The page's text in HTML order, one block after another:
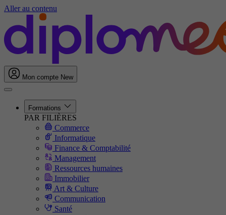
Aller au contenu
Mon compte New
Formations
PAR FILIÈRES
Commerce
Informatique
Finance & Comptabilité
Management
Ressources humaines
Immobilier
Art & Culture
Communication
Santé